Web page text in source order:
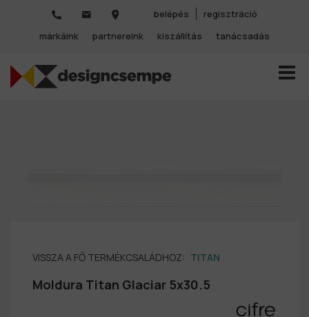
belépés
regisztráció
márkáink
partnereink kiszállítás tanácsadás
VISSZA A FŐ TERMÉKCSALÁDHOZ: TITAN
Moldura Titan Glaciar 5x30.5